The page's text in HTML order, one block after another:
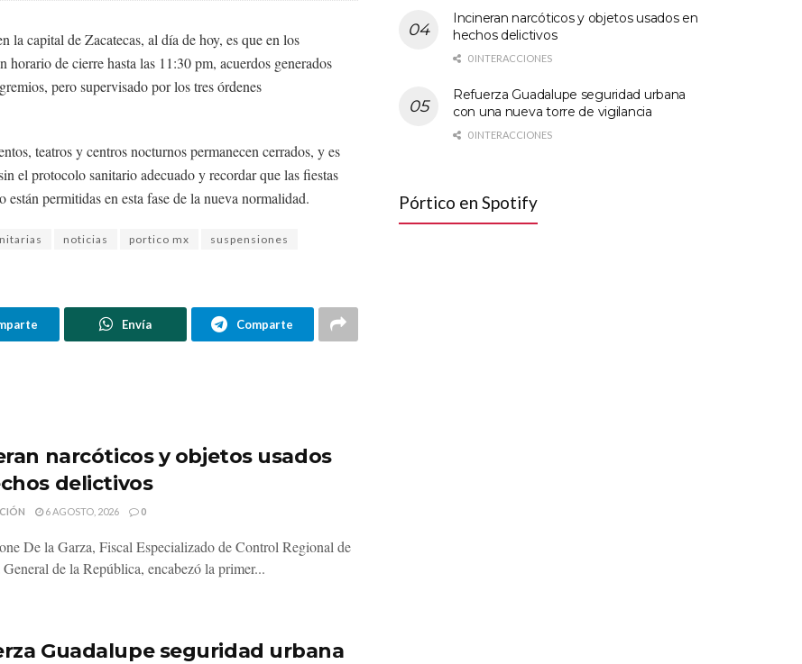
la capital de Zacatecas, al día de hoy, es que en los
de cierre hasta las 11:30 pm, acuerdos generados
pero supervisado por los tres órdenes
teatros y centros nocturnos permanecen cerrados, y es
el protocolo sanitario adecuado y recordar que las fiestas
permitidas en esta fase de la nueva normalidad.
noticias portico mx
suspensiones
Envía Comparte
narcóticos y objetos usados
delictivos
6 AGOSTO, 2026 0
De la Garza, Fiscal Especializado de Control Regional de
de la República, encabezó la primer...
Guadalupe seguridad urbana
Incineran narcóticos y objetos usados en
hechos delictivos
0 INTERACCIONES
Refuerza Guadalupe seguridad urbana
con una nueva torre de vigilancia
0 INTERACCIONES
Pórtico en Spotify